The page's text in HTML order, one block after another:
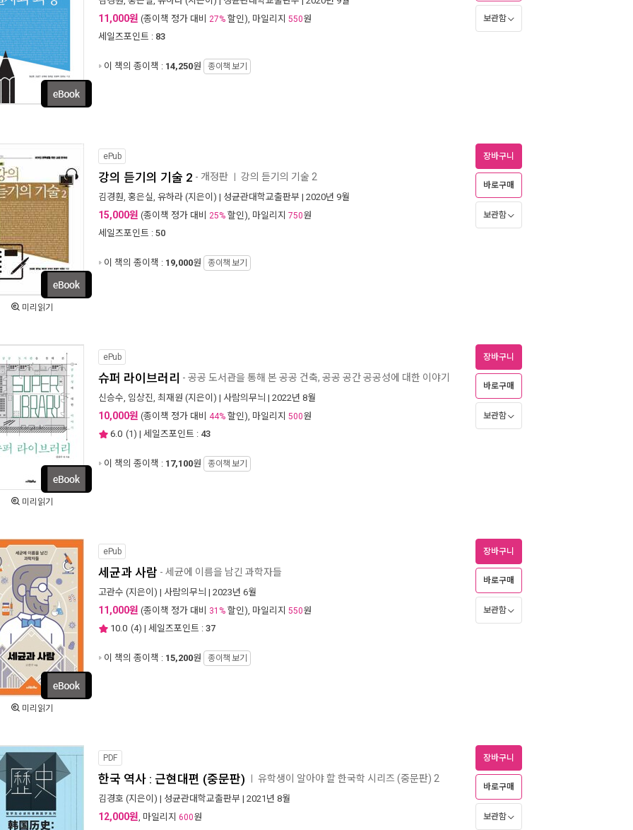
11,000원 (종이책 정가 대비 27% 할인), 마일리지 550원
세일즈포인트 : 83
이 책의 종이책 : 14,250원 종이책 보기
보관함
미리읽기
ePub
강의 듣기의 기술 2 - 개정판 강의 듣기의 기술 2
김경훤, 홍은실, 유하라 (지은이) | 성균관대학교출판부 | 2020년 9월
15,000원 (종이책 정가 대비 25% 할인), 마일리지 750원
세일즈포인트 : 50
이 책의 종이책 : 19,000원 종이책 보기
장바구니
바로구매
보관함
미리읽기
ePub
슈퍼 라이브러리 - 공공 도서관을 통해 본 공공 건축, 공공 공간 공공성에 대한 이야기
신승수, 임상진, 최재원 (지은이) | 사람의무늬 | 2022년 8월
10,000원 (종이책 정가 대비 44% 할인), 마일리지 500원
6.0 (1) | 세일즈포인트 : 43
이 책의 종이책 : 17,100원 종이책 보기
장바구니
바로구매
보관함
미리읽기
ePub
세균과 사람 - 세균에 이름을 남긴 과학자들
고관수 (지은이) | 사람의무늬 | 2023년 6월
11,000원 (종이책 정가 대비 31% 할인), 마일리지 550원
10.0 (4) | 세일즈포인트 : 37
이 책의 종이책 : 15,200원 종이책 보기
장바구니
바로구매
보관함
PDF
한국 역사 : 근현대편 (중문판) 유학생이 알아야 할 한국학 시리즈 (중문판) 2
김경호 (지은이) | 성균관대학교출판부 | 2021년 8월
12,000원, 마일리지 600원
장바구니
바로구매
보관함